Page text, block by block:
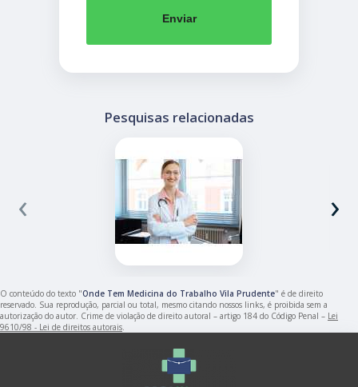
Enviar
Pesquisas relacionadas
‹ ›
O conteúdo do texto "Onde Tem Medicina do Trabalho Vila Prudente" é de direito
reservado. Sua reprodução, parcial ou total, mesmo citando nossos links, é proibida sem a
autorização do autor. Crime de violação de direito autoral – artigo 184 do Código Penal – Lei
9610/98 - Lei de direitos autorais